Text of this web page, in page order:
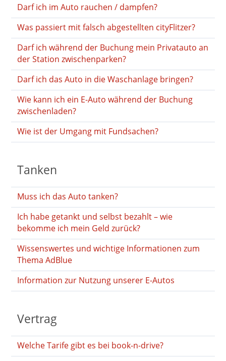
Darf ich im Auto rauchen / dampfen?
Was passiert mit falsch abgestellten cityFlitzer?
Darf ich während der Buchung mein Privatauto an
der Station zwischenparken?
Darf ich das Auto in die Waschanlage bringen?
Wie kann ich ein E-Auto während der Buchung
zwischenladen?
Wie ist der Umgang mit Fundsachen?
Tanken
Muss ich das Auto tanken?
Ich habe getankt und selbst bezahlt – wie
bekomme ich mein Geld zurück?
Wissenswertes und wichtige Informationen zum
Thema AdBlue
Information zur Nutzung unserer E-Autos
Vertrag
Welche Tarife gibt es bei book-n-drive?